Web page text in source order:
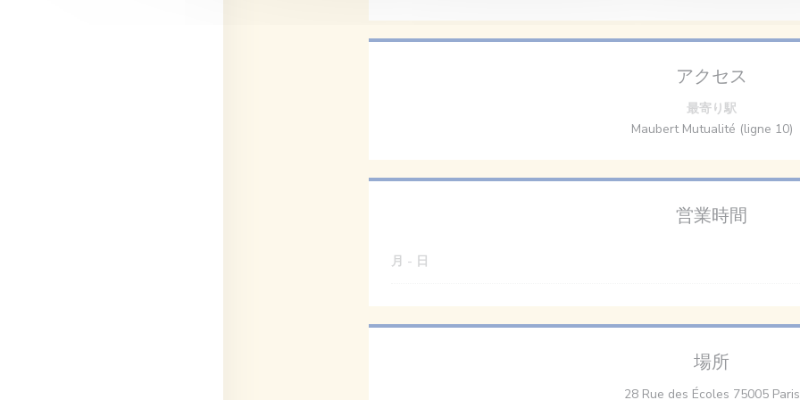
アクセス
最寄り駅
Maubert Mutualité (ligne 10)
営業時間
月 - 日
場所
28 Rue des Écoles 75005 Paris